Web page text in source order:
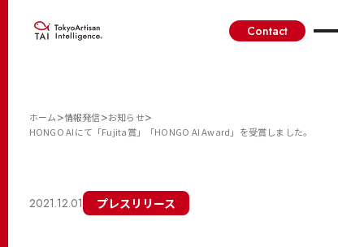
Contact
ホーム>情報発信>お知らせ>
HONGO AIにて「Fujita賞」「HONGO AI Award」を受賞しました。
2021.12.01 プレスリリース